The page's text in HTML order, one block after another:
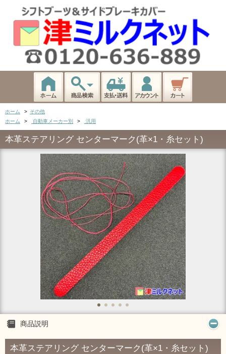
ホーム > その他
ホーム
> 自動車メーカー別 > 汎用
本革ステアリング センターマーク(革×1・糸セット)
商品説明
本革ステアリング センターマーク(革×1・糸セット)